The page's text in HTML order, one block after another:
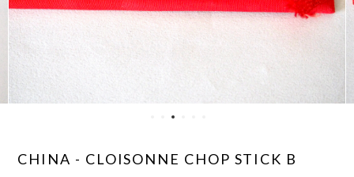
CHINA - CLOISONNE CHOP STICK B